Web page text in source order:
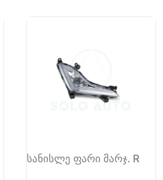
სანისლე ფარი მარჯ. R